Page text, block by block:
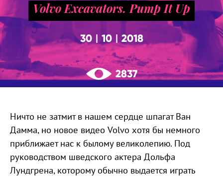
Volvo Excavators. Pump It Up
30 10 2018
2837
Ничто не затмит в нашем сердце шпагат Ван
Дамма, но новое видео Volvo хотя бы немного
приближает нас к былому великолепию. Под
руководством шведского актера Дольфа
Лундгрена, которому обычно выдается играть